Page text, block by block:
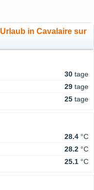
in Cavalaire sur
30 tage
29 tage
25 tage
28.4 °C
28.2 °C
25.1 °C